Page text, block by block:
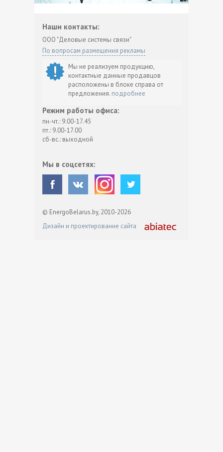
Наши контакты:
ООО "Деловые системы связи"
По вопросам размещения рекламы
Мы не реализуем продукцию,
контактные данные продавцов
расположены в блоке справа от
предложения. подробнее
Режим работы офиса:
пн-чт.: 9.00-17.45
пт.: 9.00-17.00
сб-вс.: выходной
Мы в соцсетях:
© EnergoBelarus.by, 2010-2026
Дизайн и проектирование сайта